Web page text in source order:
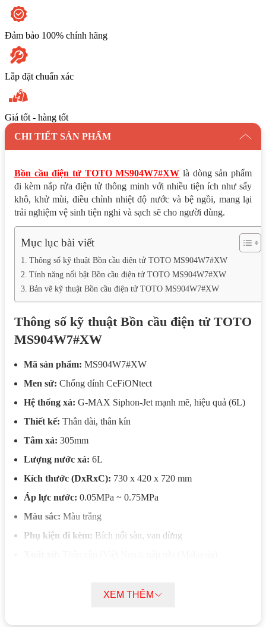
C2
TCF6631A
(220V)
số
lượng
Đảm bảo 100% chính hãng
Lắp đặt chuẩn xác
Giá tốt - hàng tốt
CHI TIẾT SẢN PHẨM
Bồn cầu điện tử TOTO MS904W7#XW là dòng sản phẩm
đi kèm nắp rửa điện tử thông minh với nhiều tiện ích như sấy
khô, khử mùi, điều chỉnh nhiệt độ nước và bệ ngồi, mang lại
trải nghiệm vệ sinh tiện nghi và sạch sẽ cho người dùng.
Mục lục bài viết
Thông số kỹ thuật Bồn cầu điện tử TOTO MS904W7#XW
Tính năng nổi bật Bồn cầu điện tử TOTO MS904W7#XW
Bản vẽ kỹ thuật Bồn cầu điện tử TOTO MS904W7#XW
Thông số kỹ thuật Bồn cầu điện tử TOTO
MS904W7#XW
Mã sản phẩm: MS904W7#XW
Men sứ: Chống dính CeFiONtect
Hệ thống xả: G-MAX Siphon-Jet mạnh mẽ, hiệu quả (6L)
Thiết kế: Thân dài, thân kín
Tâm xả: 305mm
Lượng nước xả: 6L
Kích thước (DxRxC): 730 x 420 x 720 mm
Áp lực nước: 0.05MPa ~ 0.75MPa
Màu sắc: Màu trắng
Phụ kiện đi kèm: Bích nối sàn, van dừng
Bồn cầu điện tử TOTO MS904W7#XW được phủ lớp men
XEM THÊM